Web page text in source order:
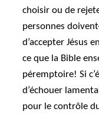
choisir ou de
personnes
d’accepter Jésus
ce que la Bible
péremptoire! Si
d’échouer
pour le contrôle